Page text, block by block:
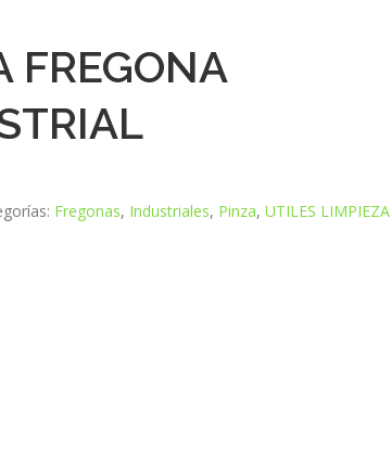
FREGONA
Fregonas, Industriales, Pinza,UTILES LIMPIEZA